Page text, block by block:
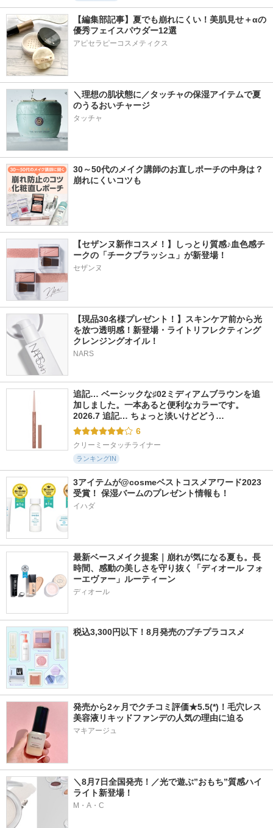
【編集部記事】夏でも崩れにくい！美肌見せ＋αの
優秀フェイスパウダー12選
アピセラピーコスメティクス
＼理想の肌状態に／タッチャの保湿アイテムで夏
のうるおいチャージ
タッチャ
30～50代のメイク講師のお直しポーチの中身は？
崩れにくいコツも
【セザンヌ新作コスメ！】しっとり質感♪血色感チ
ークの「チークブラッシュ」が新登場！
セザンヌ
【現品30名様プレゼント！】スキンケア前から光
を放つ透明感！新登場・ライトリフレクティング
クレンジングオイル！
NARS
追記… ベーシックな♯02ミディアムブラウンを追
加しました。一本あると便利なカラーです。
2026.7 追記… ちょっと淡いけどどう…
6
クリーミータッチライナー
ランキングIN
3アイテムが@cosmeベストコスメアワード2023
受賞！ 保湿バームのプレゼント情報も！
イハダ
最新ベースメイク提案｜崩れが気になる夏も。長
時間、感動の美しさを守り抜く「ディオール フォ
ーエヴァー」ルーティーン
ディオール
税込3,300円以下！8月発売のプチプラコスメ
発売から2ヶ月でクチコミ評価★5.5(*)！毛穴レス
美容液リキッドファンデの人気の理由に迫る
マキアージュ
＼8月7日全国発売！／光で遊ぶ”おもち”質感ハイ
ライト新登場！
M・A・C